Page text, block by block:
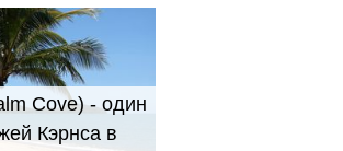
Cove) - один
Кэрнса в